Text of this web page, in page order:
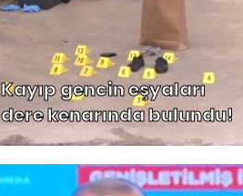
Kayıp gencin eşyaları
dere kenarında bulundu!